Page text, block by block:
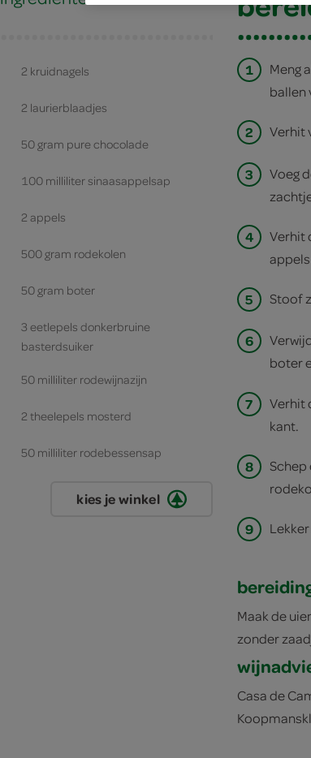
2 kruidnagels
2 laurierblaadjes
50 gram pure chocolade
100 milliliter sinaasappelsap
2 appels
500 gram rodekolen
50 gram boter
3 eetlepels donkerbruine
basterdsuiker
50 milliliter rodewijnazijn
2 theelepels mosterd
50 milliliter rodebessensap
kies je winkel
1
Meng
ballen
2 Verhit
3
Voeg
4
Verhit
5 Stoof
6
boter
7
Verhit
kant.
8
9
Maak de
zonder
Casa de